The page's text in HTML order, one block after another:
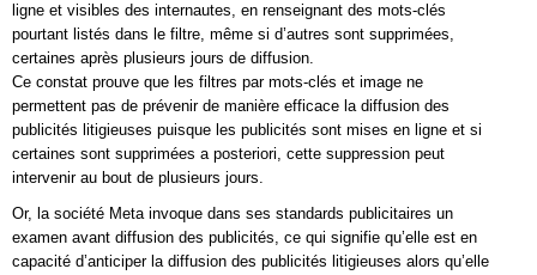
ligne et visibles des internautes, en renseignant des mots-clés
pourtant listés dans le filtre, même si d’autres sont supprimées,
certaines après plusieurs jours de diffusion.
Ce constat prouve que les filtres par mots-clés et image ne
permettent pas de prévenir de manière efficace la diffusion des
publicités litigieuses puisque les publicités sont mises en ligne et si
certaines sont supprimées a posteriori, cette suppression peut
intervenir au bout de plusieurs jours.
Or, la société Meta invoque dans ses standards publicitaires un
examen avant diffusion des publicités, ce qui signifie qu’elle est en
capacité d’anticiper la diffusion des publicités litigieuses alors qu’elle